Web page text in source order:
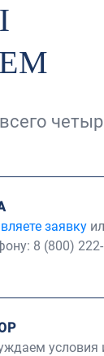
заявку
8 (800)
условия